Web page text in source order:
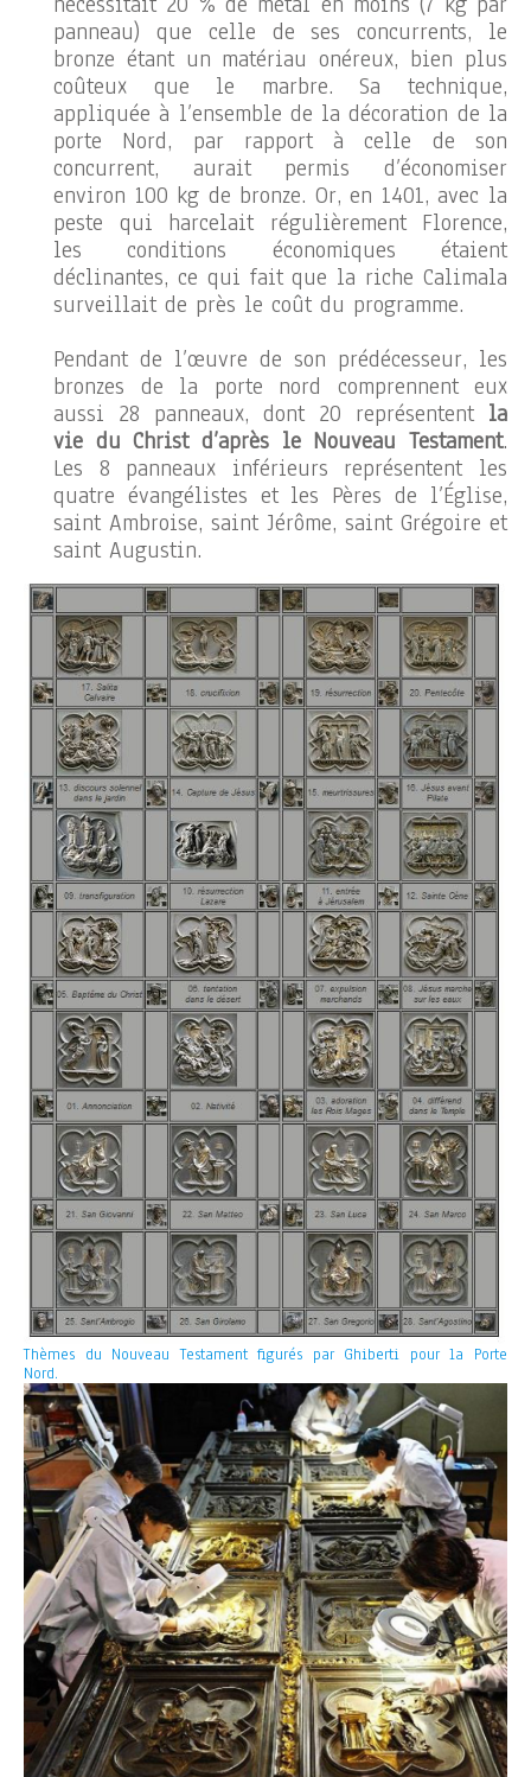
panneau) que celle de ses concurrents, le
bronze étant un matériau onéreux, bien plus
coûteux que le marbre. Sa technique,
appliquée à l’ensemble de la décoration de la
porte Nord, par rapport à celle de son
concurrent, aurait permis d’économiser
environ 100 kg de bronze. Or, en 1401, avec la
peste qui harcelait régulièrement Florence,
les conditions économiques étaient
déclinantes, ce qui fait que la riche Calimala
surveillait de près le coût du programme.
Pendant de l’œuvre de son prédécesseur, les
bronzes de la porte nord comprennent eux
aussi 28 panneaux, dont 20 représentent la
vie du Christ d’après le Nouveau Testament.
Les 8 panneaux inférieurs représentent les
quatre évangélistes et les Pères de l’Église,
saint Ambroise, saint Jérôme, saint Grégoire et
saint Augustin.
Thèmes du Nouveau Testament figurés par Ghiberti pour la Porte
Nord.